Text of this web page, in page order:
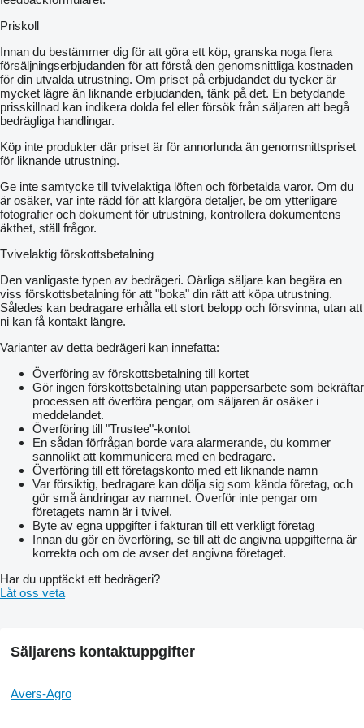
the parking jack;
to adjust the degree of impact of the train harrow on the soil and
°, this is achieved by reversing the sections of the train;
range of working depth 0-18 cm;
the distance between the turbo discs is 16 cm;
5 bolt reinforced hub with two sealed SKF bearings;
the force of the springs at which the operation of the safety
mechanism of the safety unit begins is 500 kg
circumventing obstacles is up to 250 mm.
Basic equipment:
turbo cultivator;
depth);
spiral-shaped ribbed roller.
Additional equipment:
tubular roller with a flex harrow;
special loaders of the unit frame, for using a turbo cultivator on
heavy soils, for better penetration of discs into the soil;
wavy turbo discs 550 mm x 5 mm 8 waves (65 mm wave
depth);
mechanical granular fertilizer application system (for models
with a working width of 2.6 m, 3.9 m, 5.2 m).
Specifications:
Type ... trailed
Tractor hitch ... pendulum
Average speed, km / h ... 15
Working width, m ... 2.6
Working length, m ... 7.9
Length during transportation, m ... 7.9
Height during transportation, m ... 1.7
Number of spring blocks, pcs … 8
Number of turbo disks, pcs ... 16
Depth adjustment ... set of clips 50/30/19/10 / 7mm on the rods
Priskoll
Innan du bestämmer dig för att göra ett köp, granska noga flera
försäljningserbjudanden för att förstå den genomsnittliga kostnaden
för din utvalda utrustning. Om priset på erbjudandet du tycker är
mycket lägre än liknande erbjudanden, tänk på det. En betydande
prisskillnad kan indikera dolda fel eller försök från säljaren att begå
bedrägliga handlingar.
Köp inte produkter där priset är för annorlunda än genomsnittspriset
för liknande utrustning.
Ge inte samtycke till tvivelaktiga löften och förbetalda varor. Om du
är osäker, var inte rädd för att klargöra detaljer, be om ytterligare
fotografier och dokument för utrustning, kontrollera dokumentens
äkthet, ställ frågor.
Tvivelaktig förskottsbetalning
Den vanligaste typen av bedrägeri. Oärliga säljare kan begära en
viss förskottsbetalning för att "boka" din rätt att köpa utrustning.
Således kan bedragare erhålla ett stort belopp och försvinna, utan att
ni kan få kontakt längre.
Varianter av detta bedrägeri kan innefatta:
Överföring av förskottsbetalning till kortet
Gör ingen förskottsbetalning utan pappersarbete som bekräftar
processen att överföra pengar, om säljaren är osäker i
meddelandet.
Överföring till "Trustee"-kontot
En sådan förfrågan borde vara alarmerande, du kommer
sannolikt att kommunicera med en bedragare.
Överföring till ett företagskonto med ett liknande namn
Var försiktig, bedragare kan dölja sig som kända företag, och
gör små ändringar av namnet. Överför inte pengar om
företagets namn är i tvivel.
Byte av egna uppgifter i fakturan till ett verkligt företag
Innan du gör en överföring, se till att de angivna uppgifterna är
korrekta och om de avser det angivna företaget.
Har du upptäckt ett bedrägeri?
Låt oss veta
Säljarens kontaktuppgifter
Avers-Agro